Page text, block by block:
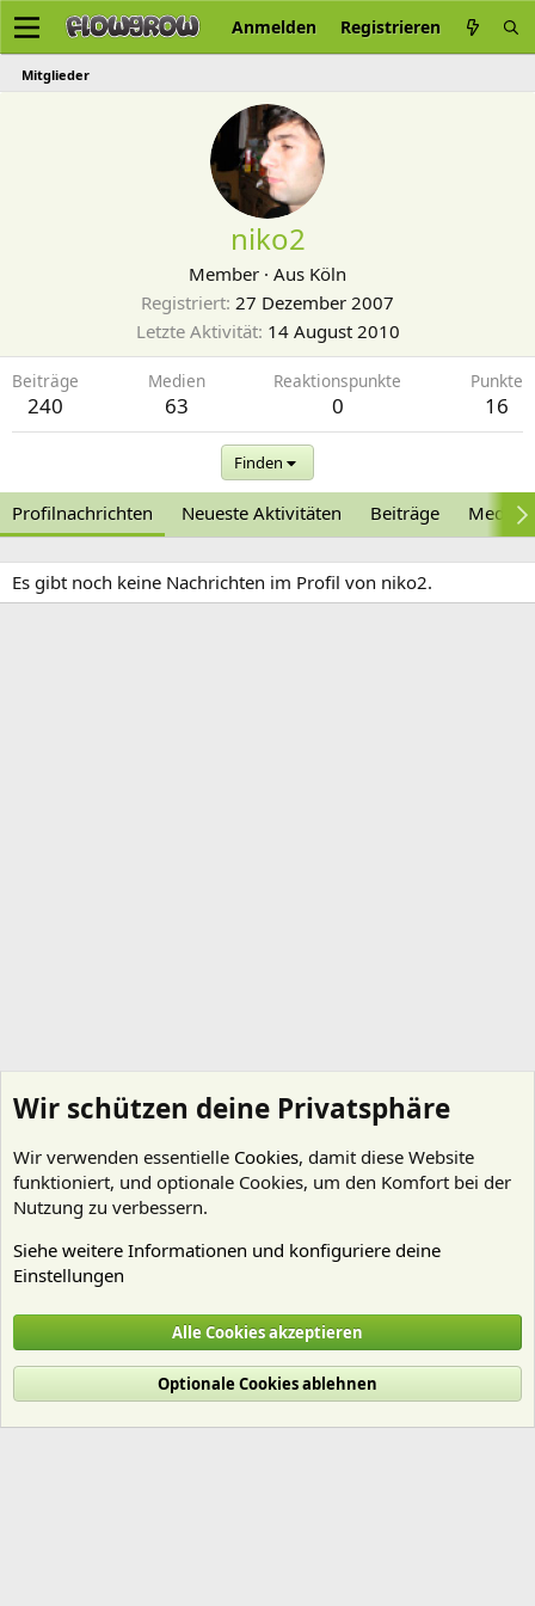
Anmelden Registrieren
Mitglieder
niko2
Member · Aus Köln
Registriert 27 Dezember 2007
Letzte Aktivität 14 August 2010
Beiträge
240
Medien
63
Reaktionspunkte
0
Punkte
16
Finden
Profilnachrichten Neueste Aktivitäten Beiträge Medien
Es gibt noch keine Nachrichten im Profil von niko2.
Cookies
Deutsch (Du)
Nutzungsbedingungen
Datenschutz Hilfe und Impressum
R
Wir schützen deine Privatsphäre
Wir verwenden essentielle Cookies, damit diese Website
funktioniert, und optionale Cookies, um den Komfort bei der
Nutzung zu verbessern.
Siehe weitere Informationen und konfiguriere deine
Einstellungen
Alle Cookies akzeptieren
Optionale Cookies ablehnen